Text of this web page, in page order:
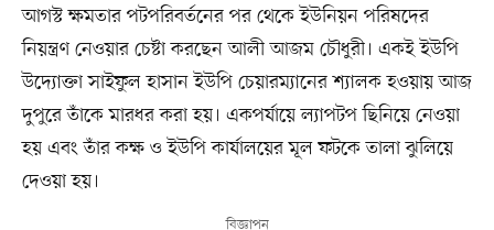
আগস্ট ক্ষমতার পটপরিবর্তনের পর থেকে ইউনিয়ন পরিষদের
নিয়ন্ত্রণ নেওয়ার চেষ্টা করছেন আলী আজম চৌধুরী। একই ইউপি
উদ্যোক্তা সাইফুল হাসান ইউপি চেয়ারম্যানের শ্যালক হওয়ায় আজ
দুপুরে তাঁকে মারধর করা হয়। একপর্যায়ে ল্যাপটপ ছিনিয়ে নেওয়া
হয় এবং তাঁর কক্ষ ও ইউপি কার্যালয়ের মূল ফটকে তালা ঝুলিয়ে
দেওয়া হয়।